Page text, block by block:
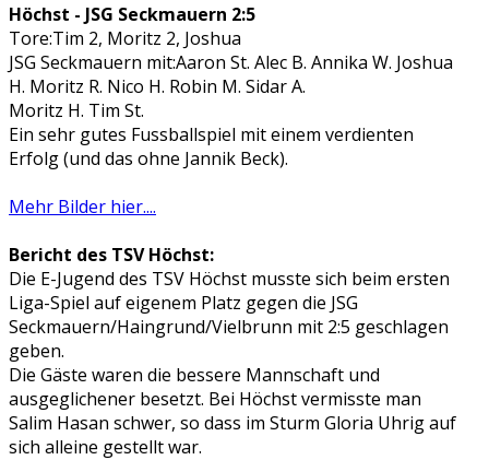
Höchst - JSG Seckmauern 2:5
Tore:Tim 2, Moritz 2, Joshua
JSG Seckmauern mit:Aaron St. Alec B. Annika W. Joshua
H. Moritz R. Nico H. Robin M. Sidar A.
Moritz H. Tim St.
Ein sehr gutes Fussballspiel mit einem verdienten
Erfolg (und das ohne Jannik Beck).
Mehr Bilder hier....
Bericht des TSV Höchst:
Die E-Jugend des TSV Höchst musste sich beim ersten
Liga-Spiel auf eigenem Platz gegen die JSG
Seckmauern/Haingrund/Vielbrunn mit 2:5 geschlagen
geben.
Die Gäste waren die bessere Mannschaft und
ausgeglichener besetzt. Bei Höchst vermisste man
Salim Hasan schwer, so dass im Sturm Gloria Uhrig auf
sich alleine gestellt war.